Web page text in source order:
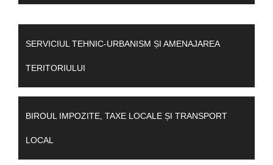
SERVICIUL TEHNIC-URBANISM ȘI AMENAJAREA
TERITORIULUI
BIROUL IMPOZITE, TAXE LOCALE ȘI TRANSPORT
LOCAL